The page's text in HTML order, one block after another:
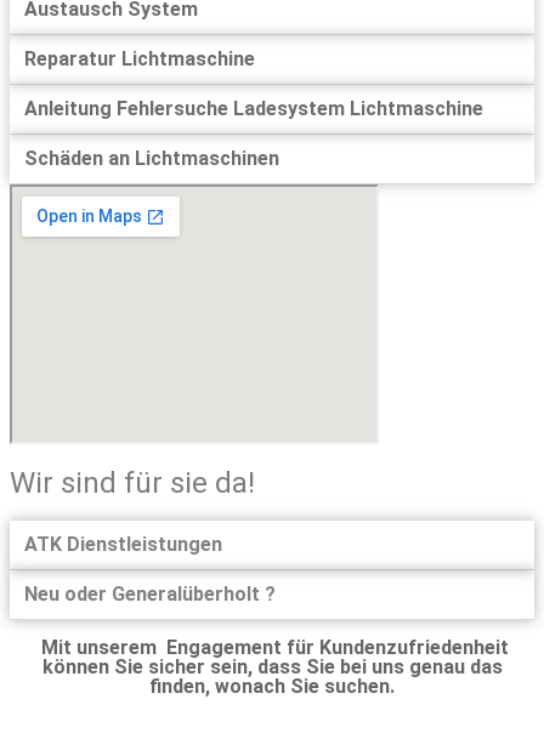
Austausch System
Reparatur Lichtmaschine
Anleitung Fehlersuche Ladesystem Lichtmaschine
Schäden an Lichtmaschinen
Wir sind für sie da!
ATK Dienstleistungen
Neu oder Generalüberholt ?
Mit unserem Engagement für Kundenzufriedenheit
können Sie sicher sein, dass Sie bei uns genau das
finden, wonach Sie suchen.